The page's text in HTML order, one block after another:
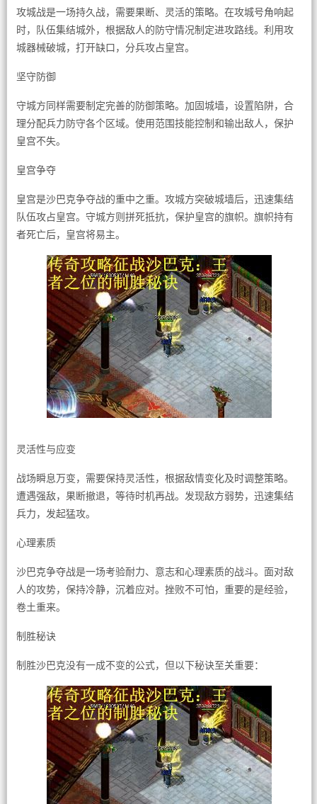
攻城战是一场持久战，需要果断、灵活的策略。在攻城号角响起
时，队伍集结城外，根据敌人的防守情况制定进攻路线。利用攻
城器械破城，打开缺口，分兵攻占皇宫。
坚守防御
守城方同样需要制定完善的防御策略。加固城墙，设置陷阱，合
理分配兵力防守各个区域。使用范围技能控制和输出敌人，保护
皇宫不失。
皇宫争夺
皇宫是沙巴克争夺战的重中之重。攻城方突破城墙后，迅速集结
队伍攻占皇宫。守城方则拼死抵抗，保护皇宫的旗帜。旗帜持有
者死亡后，皇宫将易主。
灵活性与应变
战场瞬息万变，需要保持灵活性，根据敌情变化及时调整策略。
遭遇强敌，果断撤退，等待时机再战。发现敌方弱势，迅速集结
兵力，发起猛攻。
心理素质
沙巴克争夺战是一场考验耐力、意志和心理素质的战斗。面对敌
人的攻势，保持冷静，沉着应对。挫败不可怕，重要的是经验，
卷土重来。
制胜秘诀
制胜沙巴克没有一成不变的公式，但以下秘诀至关重要：